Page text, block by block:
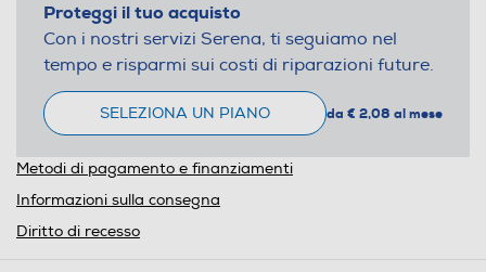
Proteggi il tuo acquisto
Con i nostri servizi Serena, ti seguiamo nel
tempo e risparmi sui costi di riparazioni future.
SELEZIONA UN PIANO da € 2,08 al mese
Metodi di pagamento e finanziamenti
Informazioni sulla consegna
Diritto di recesso